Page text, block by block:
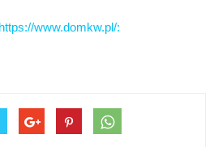
www.domkw.pl/: